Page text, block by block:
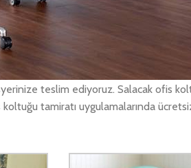
bir yerleri kırılmış ve benzeri
yerlerini dilediğiniz şekilde
teslim ediyoruz. Salacak ofis
tamiratı uygulamalarında